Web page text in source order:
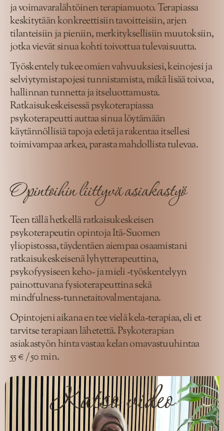
ja voimavaralähtöinen terapiamuoto. Terapiassa
keskitytään konkreettisiin tavoitteisiin, arjen
tilanteisiin ja pieniin, merkityksellisiin muutoksiin,
jotka vievät sinua kohti toivottua tulevaisuutta.
Työskentely tukee omien vahvuuksiesi, keinojesi ja
selviytymistapojesi tunnistamista, mikä lisää toivoa,
hallinnan tunnetta ja itseluottamusta.
Ratkaisukeskeisessä psykoterapiassa
psykoterapeutti auttaa sinua löytämään
käytännöllisiä tapoja edetä ja rakentaa itsellesi
toimivampaa arkea, parasta mahdollista tulevaa.
Opintoihin liittyvä asiakastyö
Teen tällä hetkellä ratkaisukeskeisen
psykoterapeutin opintoja Itä-Suomen
yliopistossa, täydentäen aiempaa osaamistani
ratkaisukeskeisenä lyhytterapeuttina,
psykofyysiseen keho- ja mieli -työskentelyyn
painottuvana fysioterapeuttina sekä
mindfulness-tunnetaitovalmentajana.
Opintojeni aikana en tee vielä kela-terapiaa, eli et
tarvitse terapiaan lähetettä. Psykoterapian
asiakastyön hinta vastaa kelan omavastuuhintaa
55 € / 50 min.
Katso video